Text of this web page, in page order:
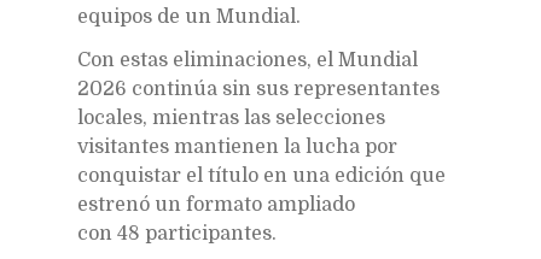
equipos de un Mundial.
Con estas eliminaciones, el Mundial
2026 continúa sin sus representantes
locales, mientras las selecciones
visitantes mantienen la lucha por
conquistar el título en una edición que
estrenó un formato ampliado
con 48 participantes.